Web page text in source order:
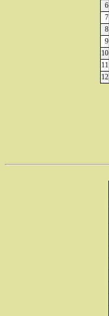
6
7
8
9
10
11
12